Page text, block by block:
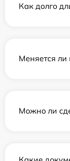
Как долго
Меняется ли
Можно ли